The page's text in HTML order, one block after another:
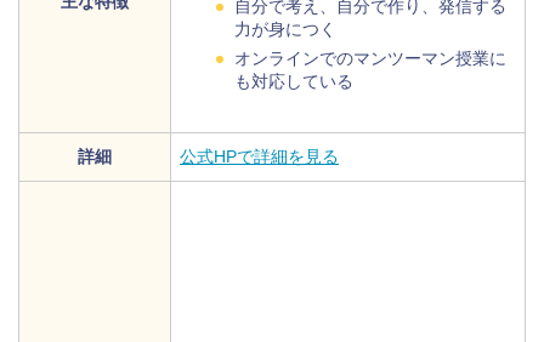
自分で考え、自分で作り、発信する
力が身につく
オンラインでのマンツーマン授業に
も対応している
詳細 公式HPで詳細を見る